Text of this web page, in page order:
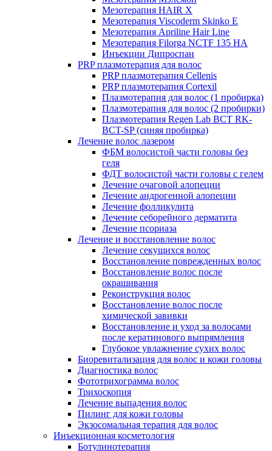
Мезотерапия HAIR X
Мезотерапия Viscoderm Skinko E
Мезотерапия Apriline Hair Line
Мезотерапия Filorga NCTF 135 HA
Инъекции Дипроспан
PRP плазмотерапия для волос
PRP плазмотерапия Cellenis
PRP плазмотерапия Cortexil
Плазмотерапия для волос (1 пробирка)
Плазмотерапия для волос (2 пробирки)
Плазмотерапия Regen Lab BCT RK-
BCT-SP (синяя пробирка)
Лечение волос лазером
ФБМ волосистой части головы без
геля
ФДТ волосистой части головы с гелем
Лечение очаговой алопеции
Лечение андрогенной алопеции
Лечение фолликулита
Лечение себорейного дерматита
Лечение псориаза
Лечение и восстановление волос
Лечение секущихся волос
Восстановление поврежденных волос
Восстановление волос после
окрашивания
Реконструкция волос
Восстановление волос после
химической завивки
Восстановление и уход за волосами
после кератинового выпрямления
Глубокое увлажнение сухих волос
Биоревитализация для волос и кожи головы
Диагностика волос
Фототрихограмма волос
Трихоскопия
Лечение выпадения волос
Пилинг для кожи головы
Экзосомальная терапия для волос
Инъекционная косметология
Ботулинотерапия